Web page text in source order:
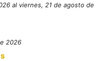
al viernes, 21 de agosto de
2026